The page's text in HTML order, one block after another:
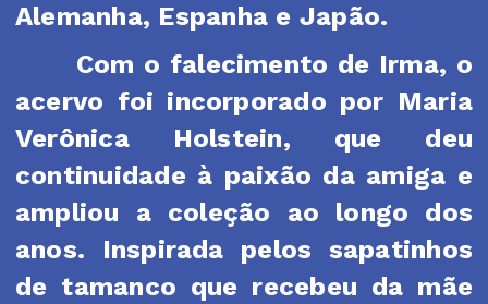
Alemanha, Espanha e Japão.
Com o falecimento de Irma, o
acervo foi incorporado por Maria
Verônica Holstein, que deu
continuidade à paixão da amiga e
ampliou a coleção ao longo dos
anos. Inspirada pelos sapatinhos
de tamanco que recebeu da mãe